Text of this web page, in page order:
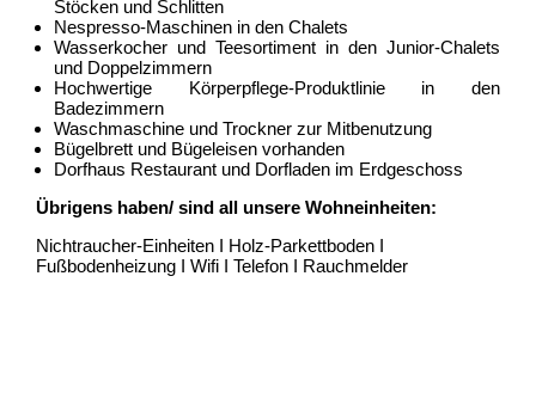
Stöcken und Schlitten
Nespresso-Maschinen in den Chalets
Wasserkocher und Teesortiment in den Junior-Chalets
und Doppelzimmern
Hochwertige Körperpflege-Produktlinie in den
Badezimmern
Waschmaschine und Trockner zur Mitbenutzung
Bügelbrett und Bügeleisen vorhanden
Dorfhaus Restaurant und Dorfladen im Erdgeschoss
Übrigens haben/ sind all unsere Wohneinheiten:
Nichtraucher-Einheiten I Holz-Parkettboden I
Fußbodenheizung I Wifi I Telefon I Rauchmelder